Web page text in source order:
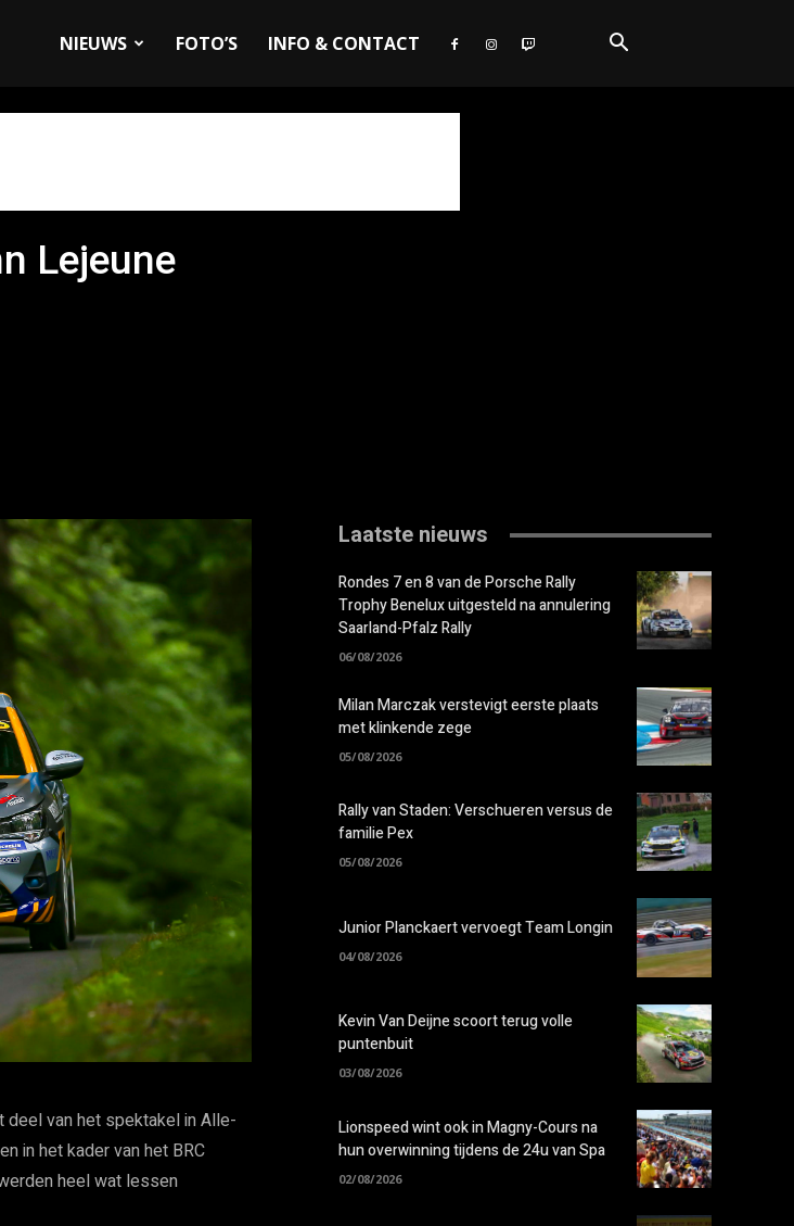
NIEUWS FOTO’S INFO & CONTACT
Lejeune
van het spektakel in Alle-
in het kader van het BRC
heel wat lessen
Laatste nieuws
Rondes 7 en 8 van de Porsche Rally
Trophy Benelux uitgesteld na annulering
Saarland-Pfalz Rally
06/08/2026
Milan Marczak verstevigt eerste plaats
met klinkende zege
05/08/2026
Rally van Staden: Verschueren versus de
familie Pex
05/08/2026
Junior Planckaert vervoegt Team Longin
04/08/2026
Kevin Van Deijne scoort terug volle
puntenbuit
03/08/2026
Lionspeed wint ook in Magny-Cours na
hun overwinning tijdens de 24u van Spa
02/08/2026